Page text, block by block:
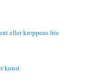
eller kroppens frie
kunst